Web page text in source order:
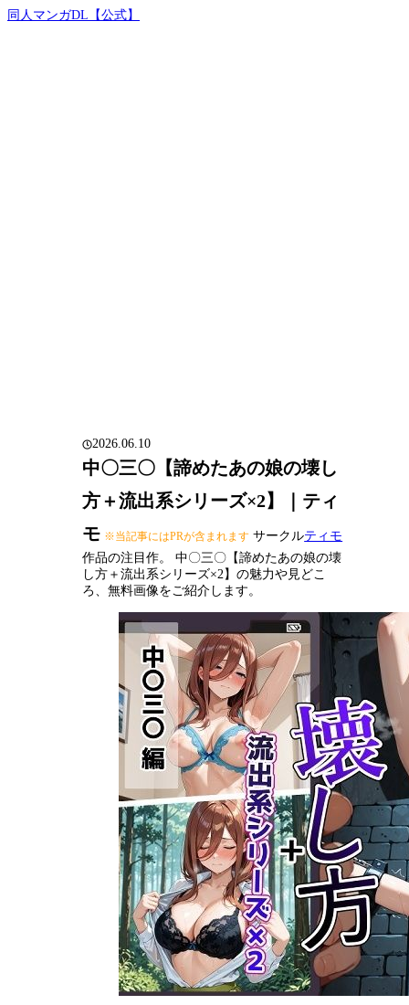
同人マンガDL【公式】
2026.06.10
中〇三〇【諦めたあの娘の壊し
方＋流出系シリーズ×2】｜ティ
モ ※当記事にはPRが含まれます サークルティモ
作品の注目作。 中〇三〇【諦めたあの娘の壊
し方＋流出系シリーズ×2】の魅力や見どこ
ろ、無料画像をご紹介します。